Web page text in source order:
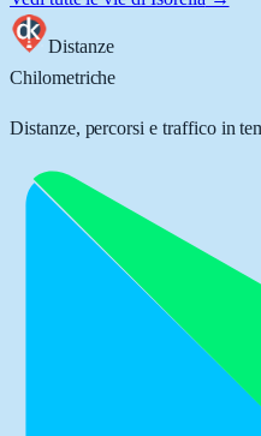
Distanze
Chilometriche
Distanze, percorsi e traffico in